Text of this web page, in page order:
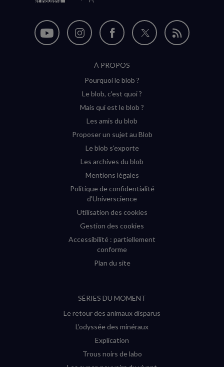
Nous
Nous
Instagram
(nouvelle
Nous
sur
Facebook
(nouvelle
Nous
Flux
À PROPOS
Pourquoi le blob ?
Le blob, c'est quoi ?
Mais qui est le blob ?
Les amis du blob
Proposer un sujet au Blob
Le blob s'exporte
Les archives du blob
Mentions légales
Politique de confidentialité
d'Universcience
Utilisation des cookies
Gestion des cookies
Accessibilité : partiellement
conforme
Plan du site
SÉRIES DU MOMENT
Le retour des animaux disparus
L’odyssée des minéraux
Explication
Trous noirs de labo